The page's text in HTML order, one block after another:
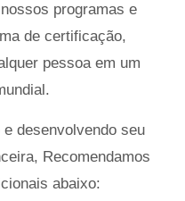
programas e
de certificação,
pessoa em um
desenvolvendo seu
Recomendamos
abaixo: